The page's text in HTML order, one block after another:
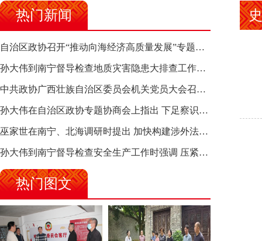
热门新闻
自治区政协召开“推动向海经济高质量发展”专题调研座谈会 钱学明出席并讲话
孙大伟到南宁督导检查地质灾害隐患大排查工作时强调 筑牢地质灾害安全防线 全力保障人民群众生命财产安全
中共政协广西壮族自治区委员会机关党员大会召开 选举产生新一届机关党委、机关纪委
孙大伟在自治区政协专题协商会上指出 下足察识谋督之功 恪尽服务大局之责 助推有色金属、关键金属产业高质量发展
巫家世在南宁、北海调研时提出 加快构建涉外法律供给集群 护航向海经济高质量发展
孙大伟到南宁督导检查安全生产工作时强调 压紧压实责任 狠抓隐患整治 坚决筑牢安全生产防线
热门图文